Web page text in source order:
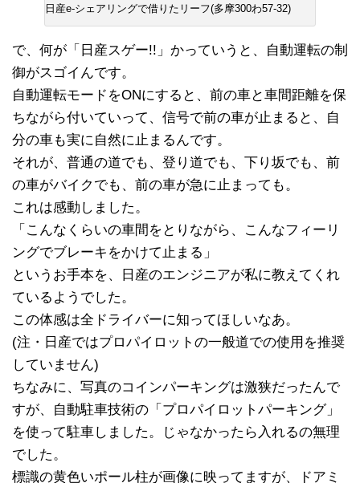
日産e-シェアリングで借りたリーフ(多摩300わ57-32)
で、何が「日産スゲー!!」かっていうと、自動運転の制
御がスゴイんです。
自動運転モードをONにすると、前の車と車間距離を保
ちながら付いていって、信号で前の車が止まると、自
分の車も実に自然に止まるんです。
それが、普通の道でも、登り道でも、下り坂でも、前
の車がバイクでも、前の車が急に止まっても。
これは感動しました。
「こんなくらいの車間をとりながら、こんなフィーリ
ングでブレーキをかけて止まる」
というお手本を、日産のエンジニアが私に教えてくれ
ているようでした。
この体感は全ドライバーに知ってほしいなあ。
(注・日産ではプロパイロットの一般道での使用を推奨
していません)
ちなみに、写真のコインパーキングは激狭だったんで
すが、自動駐車技術の「プロパイロットパーキング」
を使って駐車しました。じゃなかったら入れるの無理
でした。
標識の黄色いポール柱が画像に映ってますが、ドアミ